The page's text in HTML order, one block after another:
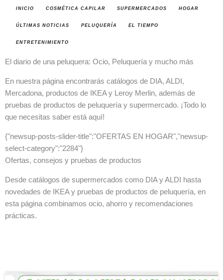
INICIO COSMÉTICA CAPILAR SUPERMERCADOS HOGAR
ÚLTIMAS NOTICIAS PELUQUERÍA EL TIEMPO
ENTRETENIMIENTO
El diario de una peluquera: Ocio, Peluquería y mucho más
En nuestra página encontrarás catálogos de DIA, ALDI,
Mercadona, productos de IKEA y Leroy Merlin, además de
pruebas de productos de peluquería y supermercado. ¡Todo lo
que necesitas saber está aquí!
{"newsup-posts-slider-title":"OFERTAS EN HOGAR","newsup-
select-category":"2284"}
Ofertas, consejos y pruebas de productos
Desde catálogos de supermercados como DIA y ALDI hasta
novedades de IKEA y pruebas de productos de peluquería, en
esta página combinamos ocio, ahorro y recomendaciones
prácticas.